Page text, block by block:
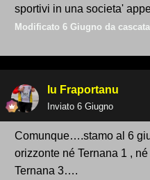
sportivi in una societa'
Modificato 6 Giugno da
lu Fraportanu
Inviato 6 Giugno
Comunque….stamo al 6
orizzonte né Ternana 1 ,
Ternana 3….